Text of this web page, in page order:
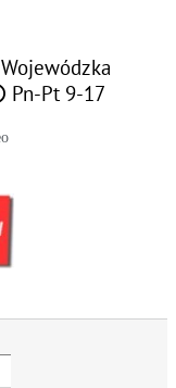
Pn-Pt 9-17